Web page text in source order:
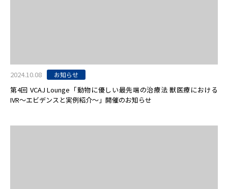
2024.10.08 お知らせ
第4回 VCAJ Lounge「動物に優しい最先端の治療法 獣医療における
IVR〜エビデンスと実例紹介〜」開催のお知らせ